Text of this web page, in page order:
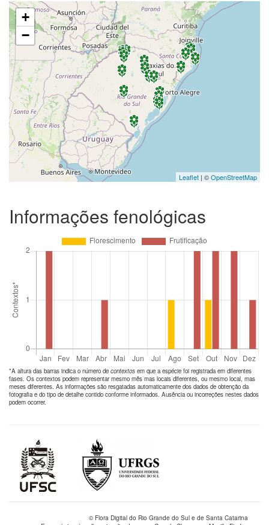
+
−
Leaflet | ©OpenStreetMap
Informações fenológicas
*A altura das barras indica o número de contextos em que a espécie foi registrada em diferentes
fases. Os contextos podem representar mesmo mês mas locais diferentes, ou mesmo local, mas
meses diferentes. As informações são resgatadas automaticamente dos dados de obtenção da
fotografia e do tipo de detalhe contido conforme informados. Ausência ou incorreções nestes dados
podem ocorrer.
© Flora Digital do Rio Grande do Sul e de Santa Catarina